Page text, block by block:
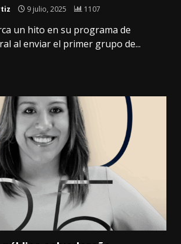
9 julio, 2025 1107
un hito en su programa de
al enviar el primer grupo de...